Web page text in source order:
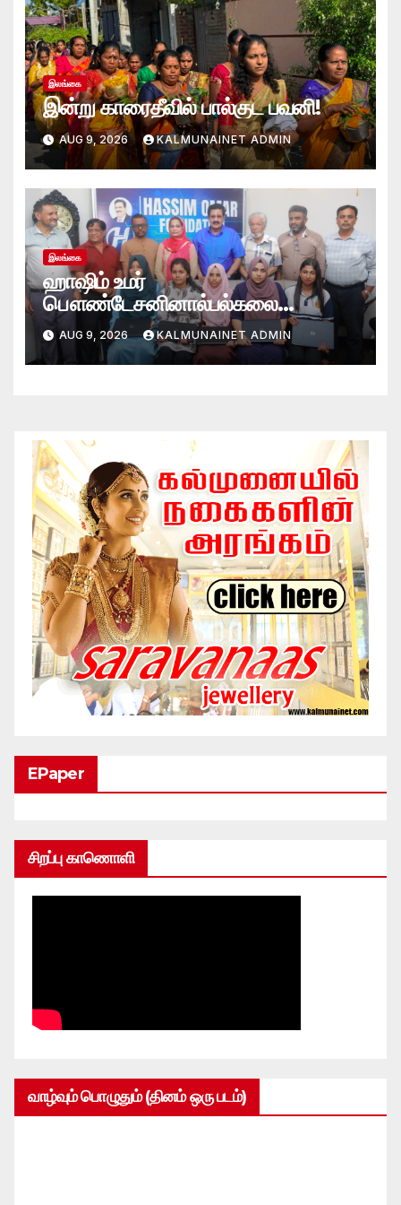
இலங்கை
இன்று காரைதீவில் பால்குட பவனி!
AUG 9, 2026 KALMUNAINET ADMIN
இலங்கை
ஹாஷிம் உமர்
பௌண்டேசனினால்பல்கலை
மாணவர்களுக்குமடி கணனி
அன்பளிப்பு.!
AUG 9, 2026 KALMUNAINET ADMIN
EPaper
சிறப்பு காணொளி
வாழ்வும் பொழுதும் (தினம் ஒரு படம்)